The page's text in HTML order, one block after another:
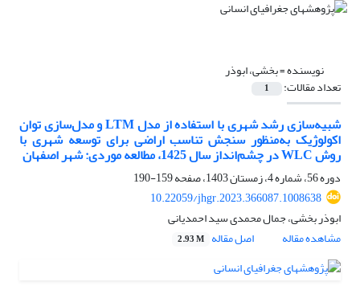
نویسنده =بخشی، ابوذر
تعداد مقالات: 1
شبیه‌سازی رشد شهری با استفاده از مدل LTM و مدل‌سازی توان
اکولوژیک به‌منظور سنجش تناسب اراضی برای توسعه شهری با
روش WLC در چشم‌انداز سال 1425، مطالعه موردی: شهر اصفهان
دوره 56، شماره 4، زمستان 1403، صفحه
159-190
10.22059/jhgr.2023.366087.1008638
ابوذر بخشی، جمال محمدی سید احمدیانی
مشاهده مقاله
اصل مقاله 2.93 M